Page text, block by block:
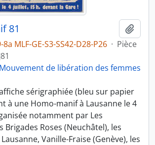
81
MLF-GE-S3-SS42-D28-P26 · Pièce
Mouvement de libération des femmes
sérigraphiée (bleu sur papier
à une Homo-manif à Lausanne le 4
notamment par Les
Brigades Roses (Neuchâtel), les
Vanille-Fraise (Genève), les